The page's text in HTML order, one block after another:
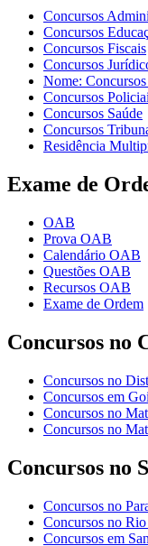
Concursos
Concursos
Concursos Fiscais
Concursos
Nome:
Concursos
Concursos Saúde
Concursos
Residência
Exame de
OAB
Prova OAB
Calendário OAB
Questões OAB
Recursos OAB
Exame de Ordem
Concursos no
Concursos no
Concursos em
Concursos no
Concursos no
Concursos no
Concursos no
Concursos no
Concursos em